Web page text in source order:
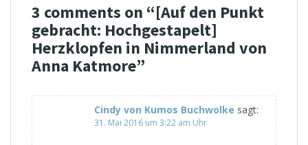
3 comments on “[Auf den Punkt
gebracht: Hochgestapelt]
Herzklopfen in Nimmerland von
Anna Katmore”
Cindy von Kumos Buchwolke sagt:
31. Mai 2016 um 3:22 am Uhr